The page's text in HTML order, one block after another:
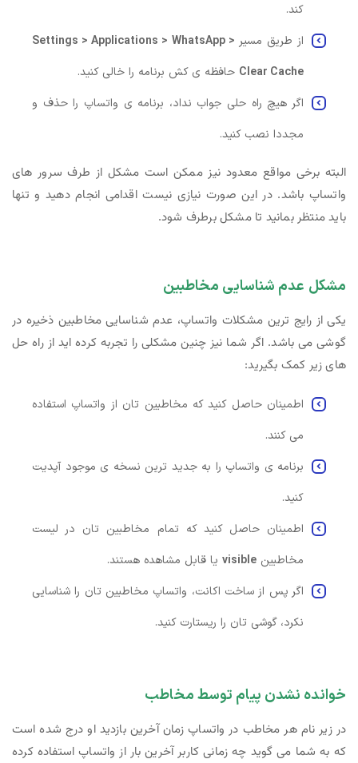
کند.
از طریق مسیر Settings > Applications > WhatsApp >
Clear Cache حافظه ی کش برنامه را خالی کنید.
اگر هیچ راه حلی جواب نداد، برنامه ی واتساپ را حذف و
مجددا نصب کنید.
البته برخی مواقع معدود نیز ممکن است مشکل از طرف سرور های
واتساپ باشد. در این صورت نیازی نیست اقدامی انجام دهید و تنها
باید منتظر بمانید تا مشکل برطرف شود.
مشکل عدم شناسایی مخاطبین
یکی از رایج ترین مشکلات واتساپ، عدم شناسایی مخاطبین ذخیره در
گوشی می باشد. اگر شما نیز چنین مشکلی را تجربه کرده اید از راه حل
های زیر کمک بگیرید:
اطمینان حاصل کنید که مخاطبین تان از واتساپ استفاده
می کنند.
برنامه ی واتساپ را به جدید ترین نسخه ی موجود آپدیت
کنید.
اطمینان حاصل کنید که تمام مخاطبین تان در لیست
مخاطبین visible یا قابل مشاهده هستند.
اگر پس از ساخت اکانت، واتساپ مخاطبین تان را شناسایی
نکرد، گوشی تان را ریستارت کنید.
خوانده نشدن پیام توسط مخاطب
در زیر نام هر مخاطب در واتساپ زمان آخرین بازدید او درج شده است
که به شما می گوید چه زمانی کاربر آخرین بار از واتساپ استفاده کرده